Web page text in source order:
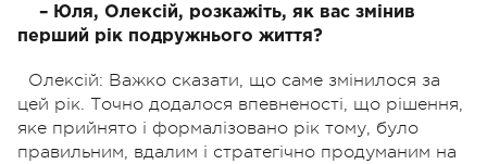
– Юля, Олексій, розкажіть, як вас змінив
перший рік подружнього життя?
Олексій: Важко сказати, що саме змінилося за
цей рік. Точно додалося впевненості, що рішення,
яке прийнято і формалізовано рік тому, було
правильним, вдалим і стратегічно продуманим на